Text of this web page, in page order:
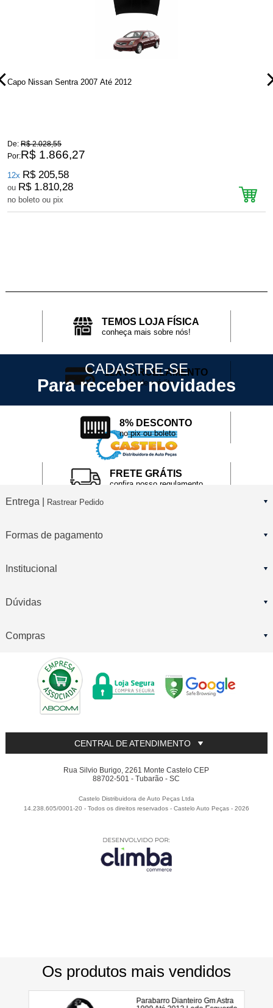
Capo Nissan Sentra 2007 Até 2012
De: R$ 2.028,55
Por:R$ 1.866,27
12x R$ 205,58
ou R$ 1.810,28
no boleto ou pix
TEMOS LOJA FÍSICA
conheça mais sobre nós!
12X PARCELAMENTO
no cartão de crédito
8% DESCONTO
no pix ou boleto
FRETE GRÁTIS
confira nosso regulamento
CADASTRE-SE
Para receber novidades
Entrega | Rastrear Pedido
Formas de pagamento
Institucional
Dúvidas
Compras
CENTRAL DE ATENDIMENTO
Rua Silvio Burigo, 2261 Monte Castelo CEP
88702-501 - Tubarão - SC
Castelo Distribuidora de Auto Peças Ltda
14.238.605/0001-20 - Todos os direitos reservados -Castelo Auto Peças -2026